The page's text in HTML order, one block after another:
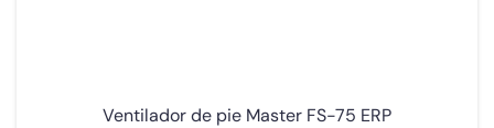
Ventilador de pie Master FS-75 ERP